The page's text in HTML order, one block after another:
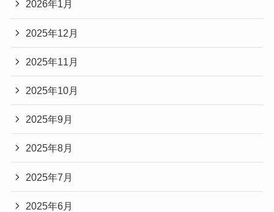
2026年1月
2025年12月
2025年11月
2025年10月
2025年9月
2025年8月
2025年7月
2025年6月